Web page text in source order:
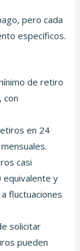
pero cada
específicos.
de retiro
con
en 24
casi
equivalente y
fluctuaciones
solicitar
pueden